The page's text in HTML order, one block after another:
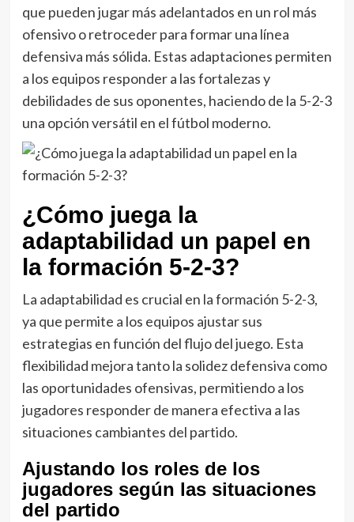
que pueden jugar más adelantados en un rol más
ofensivo o retroceder para formar una línea
defensiva más sólida. Estas adaptaciones permiten
a los equipos responder a las fortalezas y
debilidades de sus oponentes, haciendo de la 5-2-3
una opción versátil en el fútbol moderno.
¿Cómo juega la
adaptabilidad un papel en
la formación 5-2-3?
La adaptabilidad es crucial en la formación 5-2-3,
ya que permite a los equipos ajustar sus
estrategias en función del flujo del juego. Esta
flexibilidad mejora tanto la solidez defensiva como
las oportunidades ofensivas, permitiendo a los
jugadores responder de manera efectiva a las
situaciones cambiantes del partido.
Ajustando los roles de los
jugadores según las situaciones
del partido